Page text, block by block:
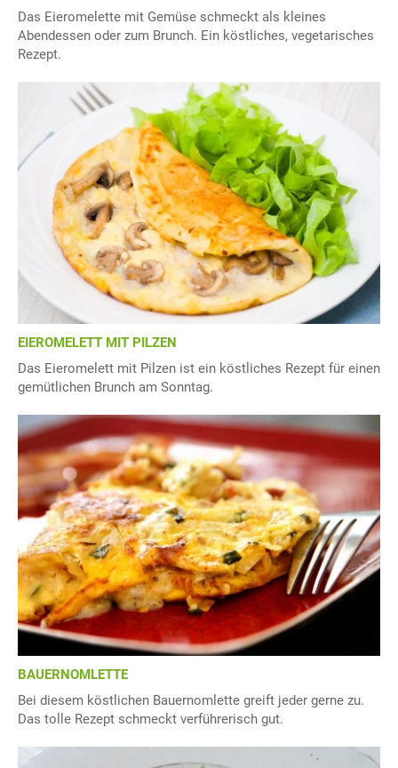
Das Eieromelette mit Gemüse schmeckt als kleines
Abendessen oder zum Brunch. Ein köstliches, vegetarisches
Rezept.
EIEROMELETT MIT PILZEN
Das Eieromelett mit Pilzen ist ein köstliches Rezept für einen
gemütlichen Brunch am Sonntag.
BAUERNOMLETTE
Bei diesem köstlichen Bauernomlette greift jeder gerne zu.
Das tolle Rezept schmeckt verführerisch gut.